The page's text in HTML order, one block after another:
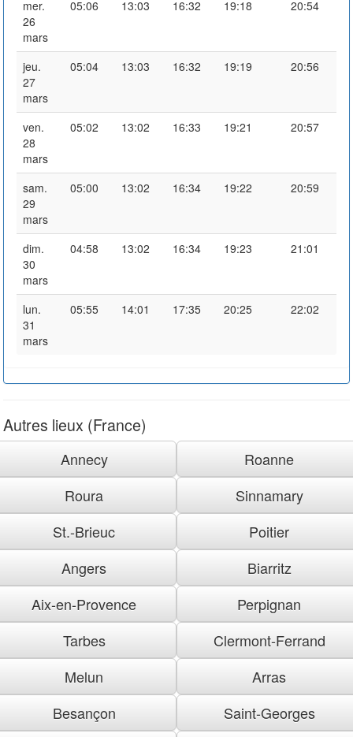
mer.
26
mars
05:06 13:03 16:32 19:18 20:54
jeu.
27
mars
05:04 13:03 16:32 19:19 20:56
ven.
28
mars
05:02 13:02 16:33 19:21 20:57
sam.
29
mars
05:00 13:02 16:34 19:22 20:59
dim.
30
mars
04:58 13:02 16:34 19:23 21:01
lun.
31
mars
05:55 14:01 17:35 20:25 22:02
Autres lieux (France)
Annecy
Roanne
Roura
Sinnamary
St.-Brieuc
Poitier
Angers
Biarritz
Aix-en-Provence
Perpignan
Tarbes
Clermont-Ferrand
Melun
Arras
Besançon
Saint-Georges